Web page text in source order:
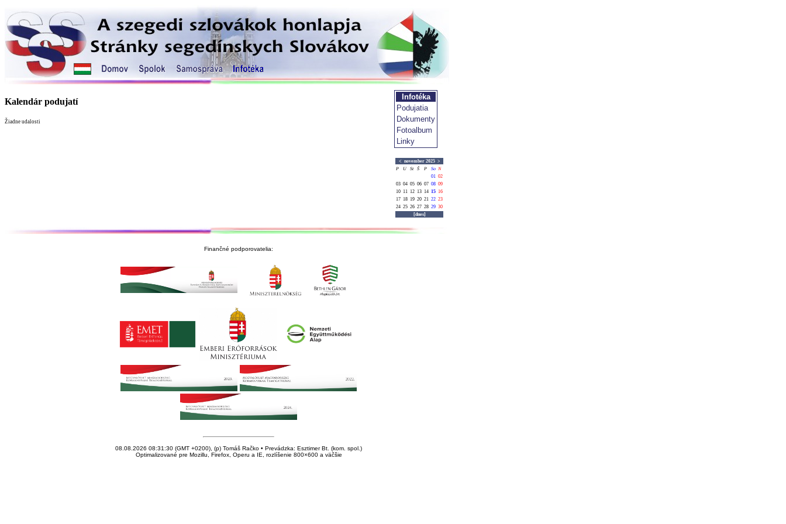
Kalendár podujatí
Žiadne udalosti
Infotéka
Podujatia
Dokumenty
Fotoalbum
Linky
< november 2025 >
P
U St Š P So N
01 02
03 04 05 06 07 08 09
10 11 12 13 14 15 16
17 18 19 20 21 22 23
24 25 26 27 28 29 30
[dnes]
Finančné podporovatelia:
08.08.2026 08:31:30 (GMT +0200), (p) Tomáš Račko • Prevádzka: Esztimer Bt. (kom. spol.)
Optimalizované pre Mozillu, Firefox, Operu a IE, rozlíšenie 800×600 a väčšie